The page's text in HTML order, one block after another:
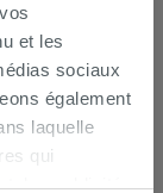
et les
sociaux
également
laquelle
qui
les publicités